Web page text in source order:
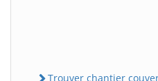
Trouver chantier